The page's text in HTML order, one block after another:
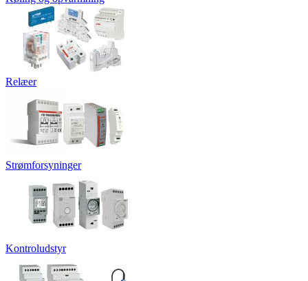
Relæer
Strømforsyninger
Kontroludstyr